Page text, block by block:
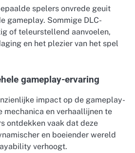
spelers onvrede geuit
gameplay. Sommige DLC-
of teleurstellend aanvoelen,
en het plezier van het spel
gameplay-ervaring
impact op de gameplay-
mechanica en verhaallijnen te
ontdekken vaak dat deze
en boeiender wereld
verhoogt.